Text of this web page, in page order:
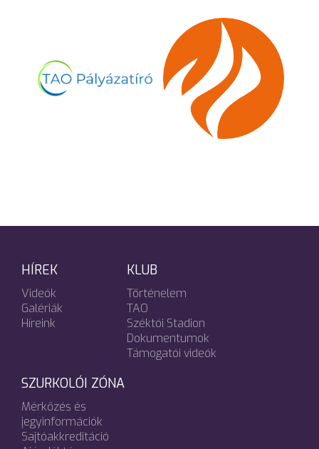
HÍREK
Videók
Galériák
Híreink
KLUB
Történelem
TAO
Széktói Stadion
Dokumentumok
Támogatói videók
SZURKOLÓI ZÓNA
Mérkőzés és
jegyinformációk
Sajtóakkreditáció